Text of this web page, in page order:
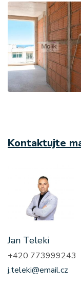
Kontaktujte
Jan Teleki
+420 773999243
j.teleki@email.cz